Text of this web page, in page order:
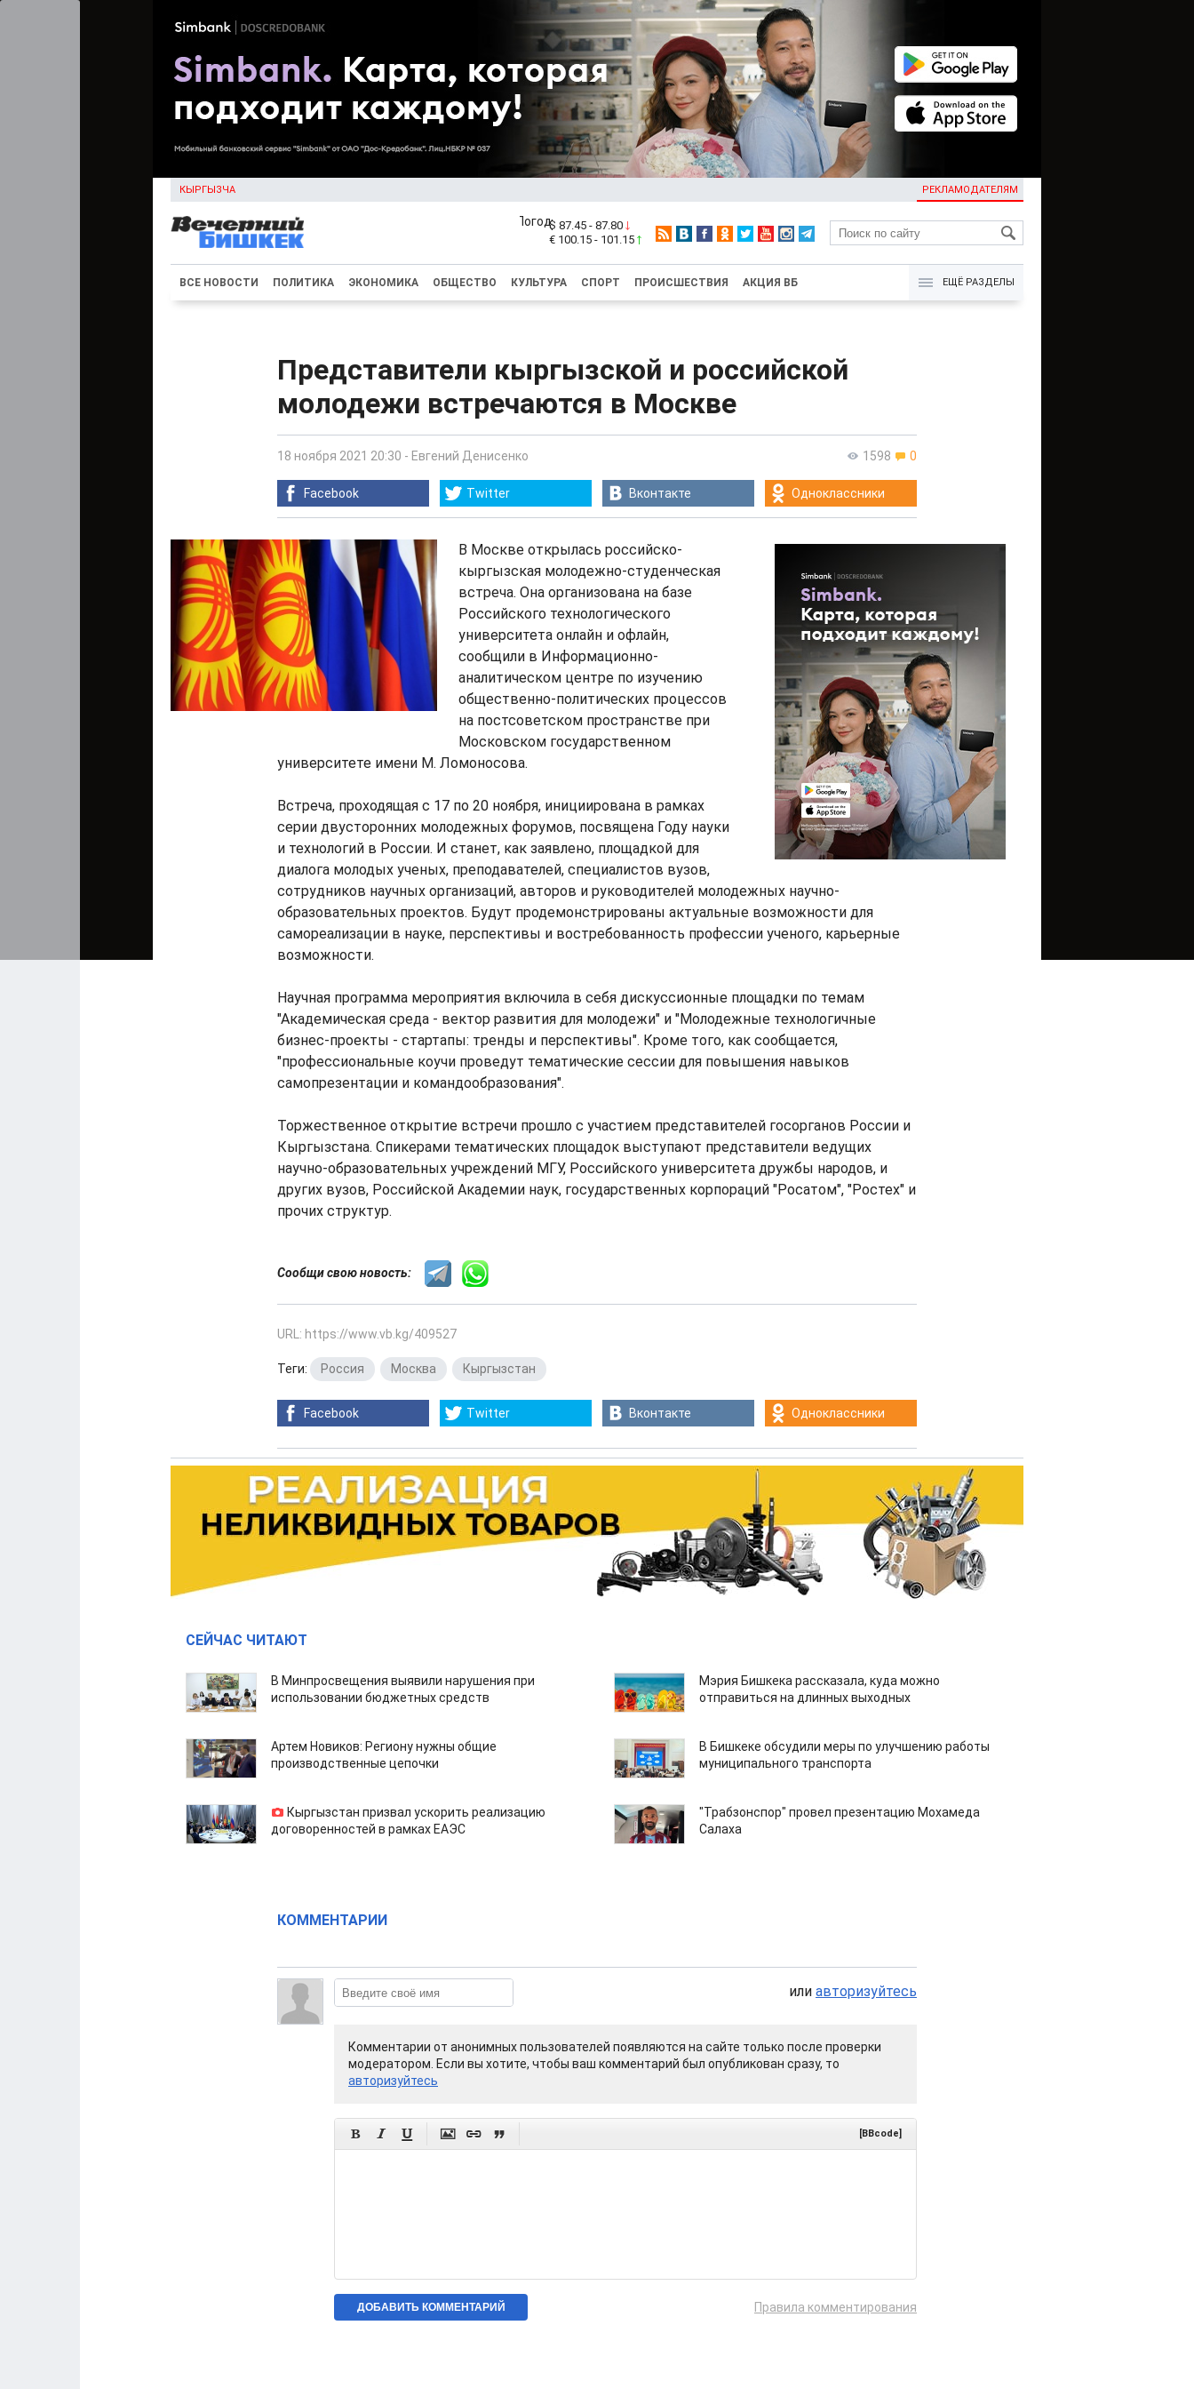
КЫРГЫЗЧА РЕКЛАМОДАТЕЛЯМ
KG
$ 87.45 - 87.80
€ 100.15 - 101.15
ВСЕ НОВОСТИ ПОЛИТИКА ЭКОНОМИКА ОБЩЕСТВО КУЛЬТУРА СПОРТ ПРОИСШЕСТВИЯ АКЦИЯ ВБ ЕЩЁ РАЗДЕЛЫ
Представители кыргызской и российской
молодежи встречаются в Москве
1598 0
18 ноября 2021 20:30 - Евгений Денисенко
Facebook Twitter Вконтакте Одноклассники
В Москве открылась российско-
кыргызская молодежно-студенческая
встреча. Она организована на базе
Российского технологического
университета онлайн и офлайн,
сообщили в Информационно-
аналитическом центре по изучению
общественно-политических процессов
на постсоветском пространстве при
Московском государственном
университете имени М. Ломоносова.
Встреча, проходящая с 17 по 20 ноября, инициирована в рамках
серии двусторонних молодежных форумов, посвящена Году науки
и технологий в России. И станет, как заявлено, площадкой для
диалога молодых ученых, преподавателей, специалистов вузов,
сотрудников научных организаций, авторов и руководителей молодежных научно-
образовательных проектов. Будут продемонстрированы актуальные возможности для
самореализации в науке, перспективы и востребованность профессии ученого, карьерные
возможности.
Научная программа мероприятия включила в себя дискуссионные площадки по темам
"Академическая среда - вектор развития для молодежи" и "Молодежные технологичные
бизнес-проекты - стартапы: тренды и перспективы". Кроме того, как сообщается,
"профессиональные коучи проведут тематические сессии для повышения навыков
самопрезентации и командообразования".
Торжественное открытие встречи прошло с участием представителей госорганов России и
Кыргызстана. Спикерами тематических площадок выступают представители ведущих
научно-образовательных учреждений МГУ, Российского университета дружбы народов, и
других вузов, Российской Академии наук, государственных корпораций "Росатом", "Ростех" и
прочих структур.
Сообщи свою новость:
URL: https://www.vb.kg/409527
Теги: Россия Москва Кыргызстан
Facebook Twitter Вконтакте Одноклассники
СЕЙЧАС ЧИТАЮТ
В Минпросвещения выявили нарушения при
использовании бюджетных средств
Мэрия Бишкека рассказала, куда можно
отправиться на длинных выходных
Артем Новиков: Региону нужны общие
производственные цепочки
В Бишкеке обсудили меры по улучшению работы
муниципального транспорта
Кыргызстан призвал ускорить реализацию
договоренностей в рамках ЕАЭС
"Трабзонспор" провел презентацию Мохамеда
Салаха
КОММЕНТАРИИ
или авторизуйтесь
Комментарии от анонимных пользователей появляются на сайте только после проверки
модератором. Если вы хотите, чтобы ваш комментарий был опубликован сразу, то
авторизуйтесь
      [BBcode]
Правила комментирования